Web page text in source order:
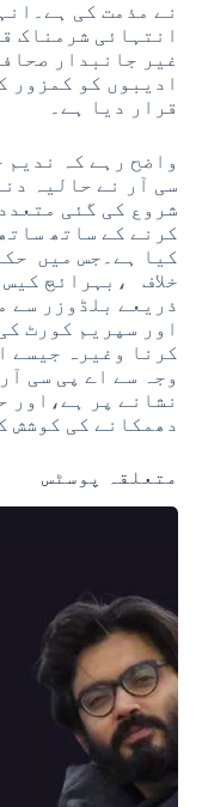
نے مذمت کی
انتہائی شرمناک
غیر جانبدار
ادیبوں کو کمزور
قرار دیا ہے۔
واضح رہے کہ ندیم
سی آر نے حالیہ
شروع کی گئی
کرنے کے ساتھ
کیا ہے۔جس میں
خلاف ،بہرائچ
ذریعے بلڈوزر سے
اور سپریم کورٹ
کرنا وغیرہ جیسے
وجہ سے اے پی سی
نشانے پر ہے،اور
دھمکانے کی کوشش
متعلقہ پوسٹس